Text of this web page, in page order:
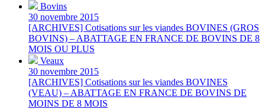
Bovins
30 novembre 2015
[ARCHIVES] Cotisations sur les viandes BOVINES (GROS
BOVINS) – ABATTAGE EN FRANCE DE BOVINS DE 8
MOIS OU PLUS
Veaux
30 novembre 2015
[ARCHIVES] Cotisations sur les viandes BOVINES
(VEAU) – ABATTAGE EN FRANCE DE BOVINS DE
MOINS DE 8 MOIS